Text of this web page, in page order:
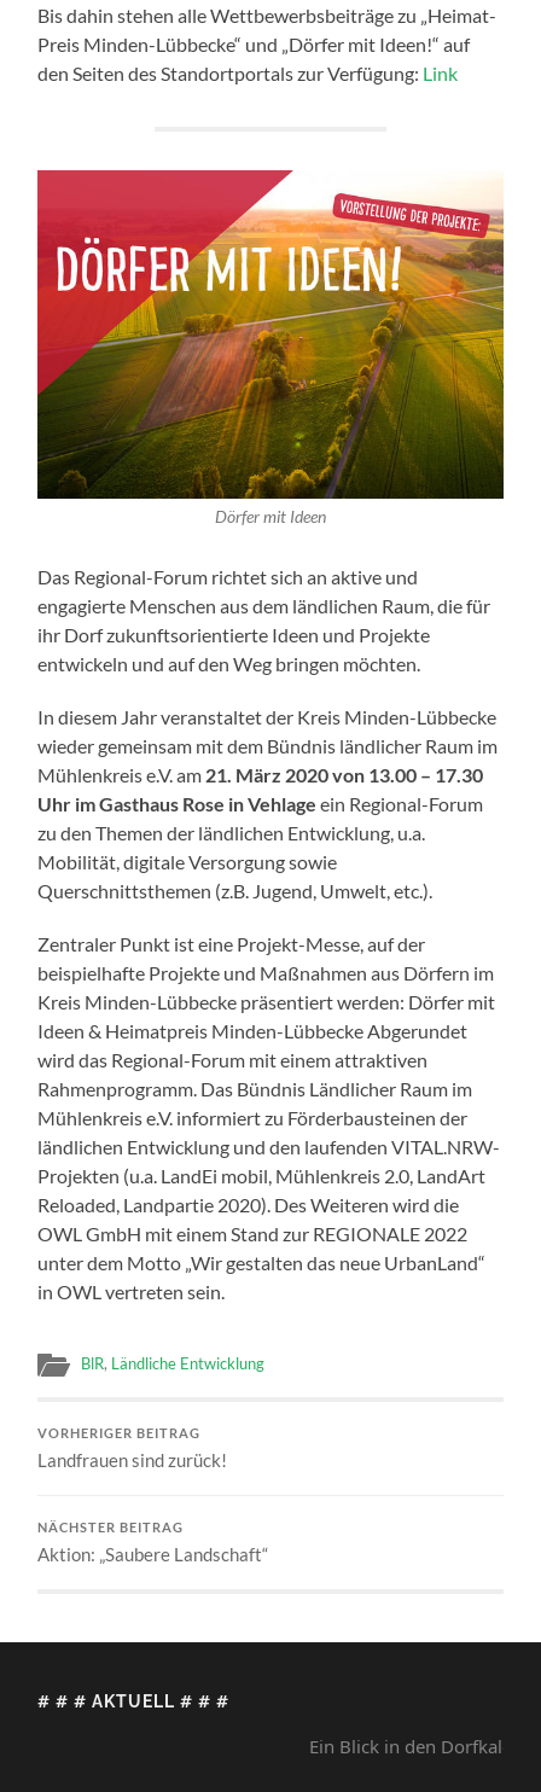
Bis dahin stehen alle Wettbewerbsbeiträge zu „Heimat-
Preis Minden-Lübbecke“ und „Dörfer mit Ideen!“ auf
den Seiten des Standortportals zur Verfügung: Link
Dörfer mit Ideen
Das Regional-Forum richtet sich an aktive und
engagierte Menschen aus dem ländlichen Raum, die für
ihr Dorf zukunftsorientierte Ideen und Projekte
entwickeln und auf den Weg bringen möchten.
In diesem Jahr veranstaltet der Kreis Minden-Lübbecke
wieder gemeinsam mit dem Bündnis ländlicher Raum im
Mühlenkreis e.V. am 21. März 2020 von 13.00 – 17.30
Uhr im Gasthaus Rose in Vehlage ein Regional-Forum
zu den Themen der ländlichen Entwicklung, u.a.
Mobilität, digitale Versorgung sowie
Querschnittsthemen (z.B. Jugend, Umwelt, etc.).
Zentraler Punkt ist eine Projekt-Messe, auf der
beispielhafte Projekte und Maßnahmen aus Dörfern im
Kreis Minden-Lübbecke präsentiert werden: Dörfer mit
Ideen & Heimatpreis Minden-Lübbecke Abgerundet
wird das Regional-Forum mit einem attraktiven
Rahmenprogramm. Das Bündnis Ländlicher Raum im
Mühlenkreis e.V. informiert zu Förderbausteinen der
ländlichen Entwicklung und den laufenden VITAL.NRW-
Projekten (u.a. LandEi mobil, Mühlenkreis 2.0, LandArt
Reloaded, Landpartie 2020). Des Weiteren wird die
OWL GmbH mit einem Stand zur REGIONALE 2022
unter dem Motto „Wir gestalten das neue UrbanLand“
in OWL vertreten sein.
BlR, Ländliche Entwicklung
VORHERIGER BEITRAG
Landfrauen sind zurück!
NÄCHSTER BEITRAG
Aktion: „Saubere Landschaft“
# # # AKTUELL # # #
Ein Blick in den Dorfkalender